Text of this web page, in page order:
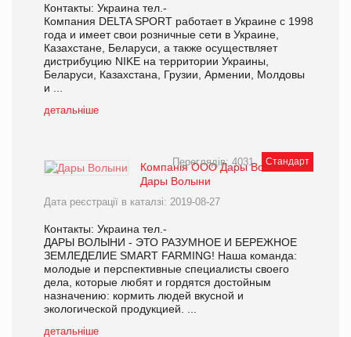
Контакты: Украина тел.-
Компания DELTA SPORT работает в Украине с 1998
года и имеет свои розничные сети в Украине,
Казахстане, Беларуси, а также осуществляет
дистрибуцию NIKE на территории Украины,
Беларуси, Казахстана, Грузии, Армении, Молдовы
и ...
детальніше
Переглядів: 4031 Стандарт
Компанія ООО Дары Волыни
Дары Волыни
Дата реєстрації в каталзі: 2019-08-27
Контакты: Украина тел.-
ДАРЫ ВОЛЫНИ - ЭТО РАЗУМНОЕ И БЕРЕЖНОЕ
ЗЕМЛЕДЕЛИЕ SMART FARMING! Наша команда:
молодые и перспективные специалисты своего
дела, которые любят и гордятся достойным
назначению: кормить людей вкусной и
экологической продукцией. ...
детальніше